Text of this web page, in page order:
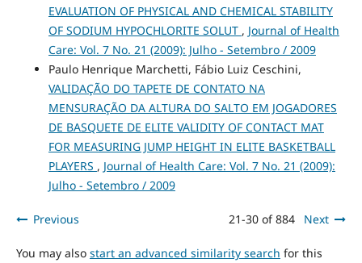
EVALUATION OF PHYSICAL AND CHEMICAL STABILITY
OF SODIUM HYPOCHLORITE SOLUT , Journal of Health
Care: Vol. 7 No. 21 (2009): Julho - Setembro / 2009
Paulo Henrique Marchetti, Fábio Luiz Ceschini,
VALIDAÇÃO DO TAPETE DE CONTATO NA
MENSURAÇÃO DA ALTURA DO SALTO EM JOGADORES
DE BASQUETE DE ELITE VALIDITY OF CONTACT MAT
FOR MEASURING JUMP HEIGHT IN ELITE BASKETBALL
PLAYERS , Journal of Health Care: Vol. 7 No. 21 (2009):
Julho - Setembro / 2009
Previous 21-30 of 884 Next
You may also start an advanced similarity search for this